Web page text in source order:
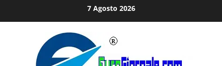
al
7 Agosto 2026